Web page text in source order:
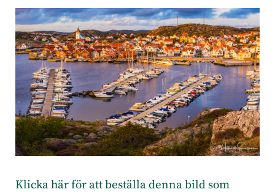
Klicka här för att beställa denna bild som